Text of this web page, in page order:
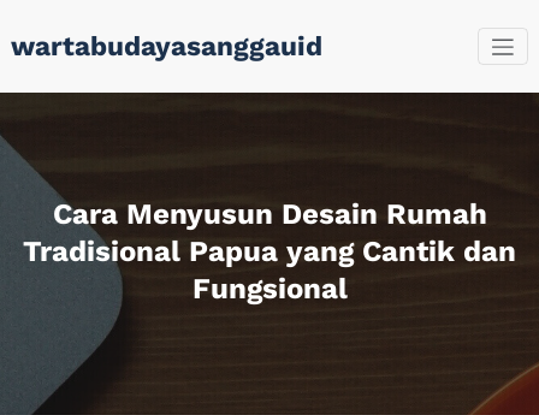
towartabudayasanggauid
Cara Menyusun Desain Rumah
Tradisional Papua yang Cantik dan
Fungsional